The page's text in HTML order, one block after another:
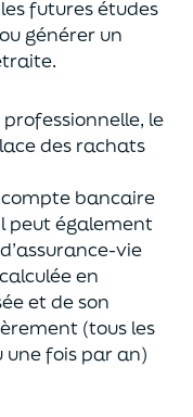
futures études
ou générer un
le, le
des rachats
bancaire
peut également
vie
en
et deson
(tous les
une fois par an)